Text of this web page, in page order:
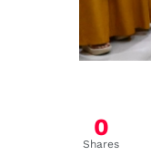
0
Shares